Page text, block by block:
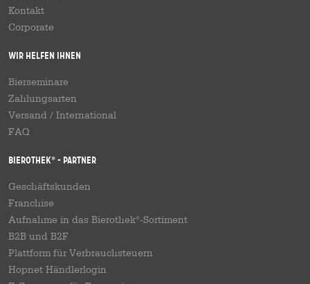
Kontakt
Corporate
Wir helfen Ihnen
Bierseminare
Zahlungsarten
Versand / International
FAQ
Bierothek® - Partner
Geschäftskunden
Franchise
Aufnahme in das Bierothek®-Sortiment
B2B und B2F
Plattform für Verbrauchsteuern
Hopnet Händlerlogin